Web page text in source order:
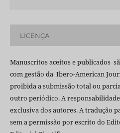
LICENÇA
Manuscritos aceitos e publicados
com gestão da Ibero-American
proibida a submissão total ou
outro periódico. A
exclusiva dos autores. A tradução
sem a permissão por escrito do